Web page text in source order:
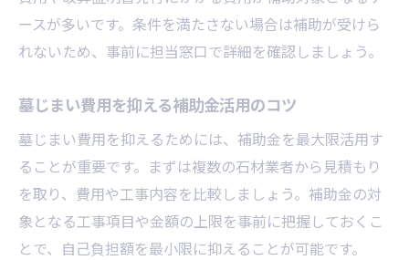
ースが多いです。条件を満たさない場合は補助が受けら
れないため、事前に担当窓口で詳細を確認しましょう。
墓じまい費用を抑える補助金活用のコツ
墓じまい費用を抑えるためには、補助金を最大限活用す
ることが重要です。まずは複数の石材業者から見積もり
を取り、費用や工事内容を比較しましょう。補助金の対
象となる工事項目や金額の上限を事前に把握しておくこ
とで、自己負担額を最小限に抑えることが可能です。